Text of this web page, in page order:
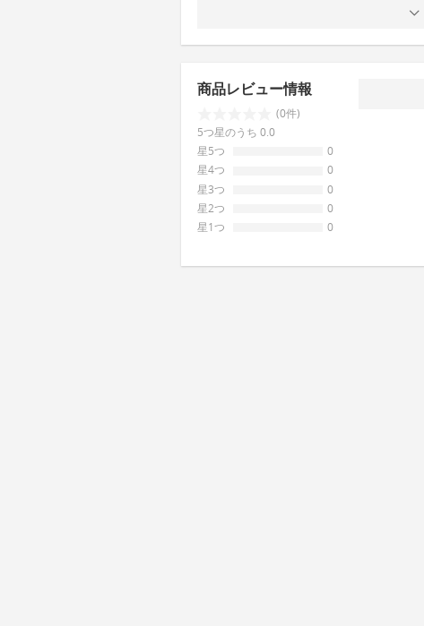
商品レビュー情報
(0件)
5つ星のうち 0.0
星5つ
0
星4つ
0
星3つ
0
星2つ
0
星1つ
0